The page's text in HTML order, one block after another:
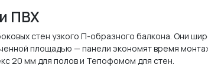
ПВХ
стен узкого П-образного балкона. Они
площадью — панели экономят время
20 мм для полов и Тепофомом для стен.